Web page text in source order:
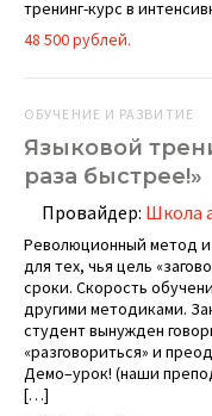
тренинг-курс в
48 500 рублей.
ОБУЧЕНИЕ И РАЗВИТИЕ
Языковой
раза быстрее!»
Провайдер: Школа
Революционный метод
для тех, чья цель
сроки. Скорость
другими методиками.
студент вынужден
«разговориться» и
Демо–урок! (наши
[…]